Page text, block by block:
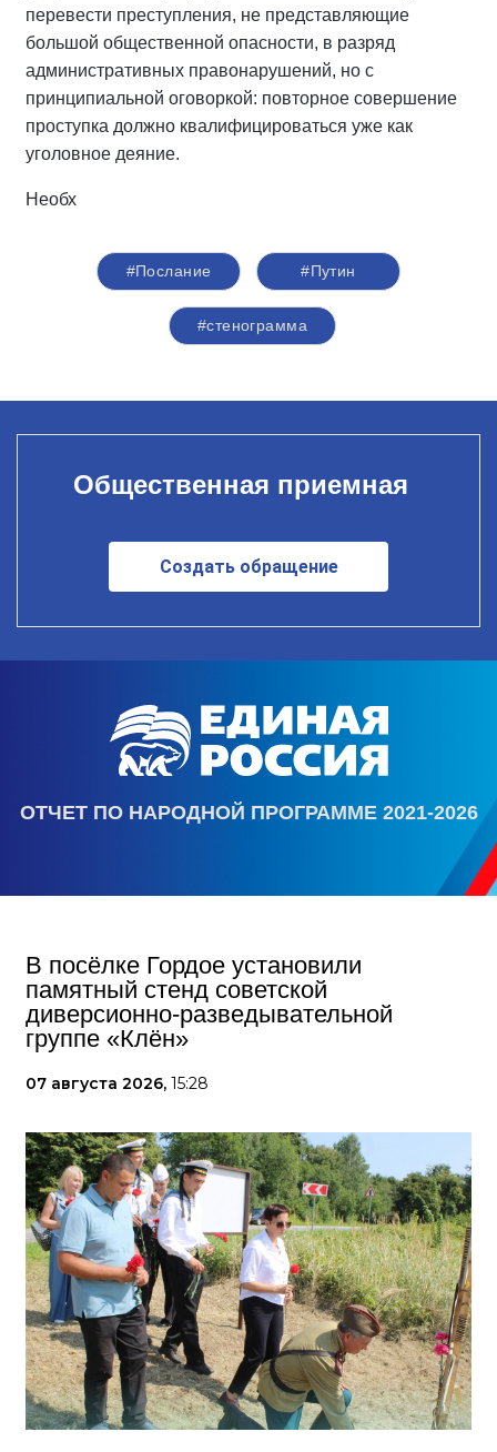
перевести преступления, не представляющие
большой общественной опасности, в разряд
административных правонарушений, но с
принципиальной оговоркой: повторное совершение
проступка должно квалифицироваться уже как
уголовное деяние.
Необх
#Послание #Путин
#стенограмма
Общественная приемная
Создать обращение
ОТЧЕТ ПО НАРОДНОЙ ПРОГРАММЕ 2021-2026
В посёлке Гордое установили
памятный стенд советской
диверсионно-разведывательной
группе «Клён»
07 августа 2026, 15:28